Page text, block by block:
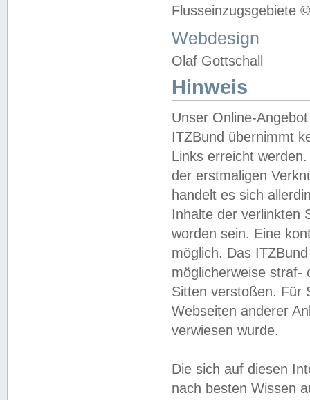
Flusseinzugsgebiete
Webdesign
Olaf Gottschall
Hinweis
Unser Online-
ITZBund übernimmt
Links erreicht
der erstmaligen
handelt es sich
Inhalte der verlinkten
worden sein. Eine
möglich. Das
möglicherweise straf-
Sitten verstoßen. Für
Webseiten anderer
verwiesen wurde.
Die sich auf diesen
nach besten Wissen